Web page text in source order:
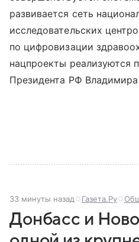
развивается сеть
исследовательских
по цифровизации
нацпроекты реализуются
Президента РФ
33 минуты назад Газета.Ру
Донбасс и